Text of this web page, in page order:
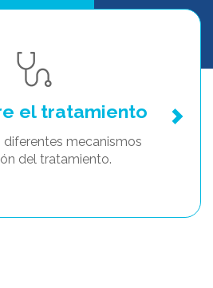
el tratamiento
diferentes mecanismos
del tratamiento.